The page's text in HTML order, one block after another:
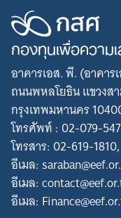
กองทุนเพื่อความ
อาคารเอส. พี. (อาคาร
ถนนพหลโยธิน แขวงส
กรุงเทพมหานคร
โทรศัพท์ : 02-079-
โทรสาร: 02-619-
อีเมล:
อีเมล:
อีเมล: